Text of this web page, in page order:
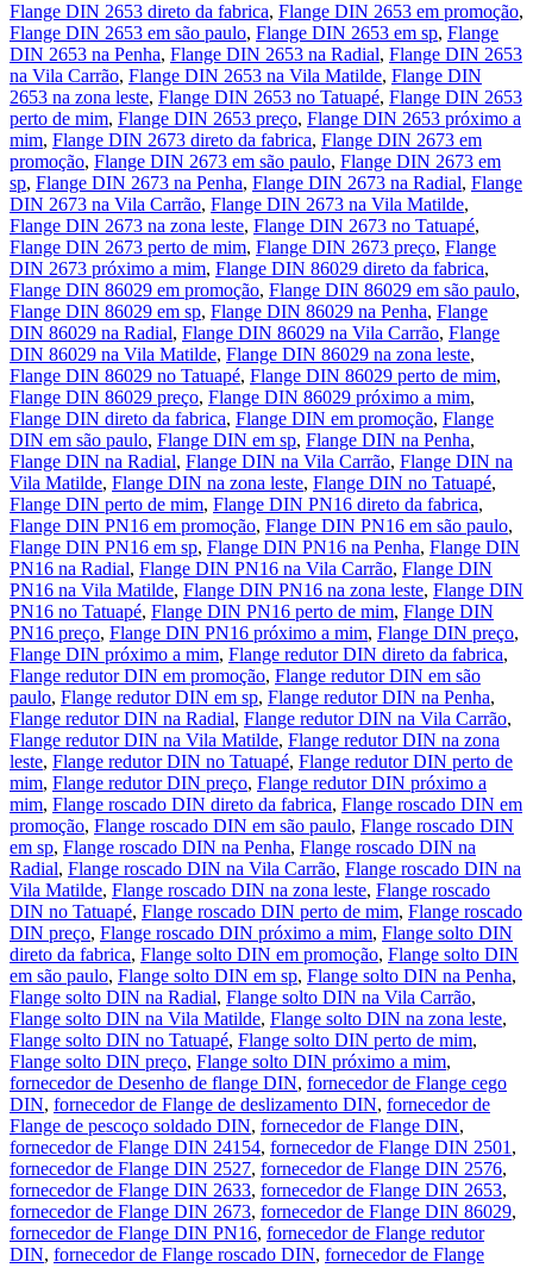
Flange DIN 2653 direto da fabrica, Flange DIN 2653 em promoção,
Flange DIN 2653 em são paulo, Flange DIN 2653 em sp, Flange
DIN 2653 na Penha, Flange DIN 2653 na Radial, Flange DIN 2653
na Vila Carrão, Flange DIN 2653 na Vila Matilde, Flange DIN
2653 na zona leste, Flange DIN 2653 no Tatuapé, Flange DIN 2653
perto de mim, Flange DIN 2653 preço, Flange DIN 2653 próximo a
mim, Flange DIN 2673 direto da fabrica, Flange DIN 2673 em
promoção, Flange DIN 2673 em são paulo, Flange DIN 2673 em
sp, Flange DIN 2673 na Penha, Flange DIN 2673 na Radial, Flange
DIN 2673 na Vila Carrão, Flange DIN 2673 na Vila Matilde,
Flange DIN 2673 na zona leste, Flange DIN 2673 no Tatuapé,
Flange DIN 2673 perto de mim, Flange DIN 2673 preço, Flange
DIN 2673 próximo a mim, Flange DIN 86029 direto da fabrica,
Flange DIN 86029 em promoção, Flange DIN 86029 em são paulo,
Flange DIN 86029 em sp, Flange DIN 86029 na Penha, Flange
DIN 86029 na Radial, Flange DIN 86029 na Vila Carrão, Flange
DIN 86029 na Vila Matilde, Flange DIN 86029 na zona leste,
Flange DIN 86029 no Tatuapé, Flange DIN 86029 perto de mim,
Flange DIN 86029 preço, Flange DIN 86029 próximo a mim,
Flange DIN direto da fabrica, Flange DIN em promoção, Flange
DIN em são paulo, Flange DIN em sp, Flange DIN na Penha,
Flange DIN na Radial, Flange DIN na Vila Carrão, Flange DIN na
Vila Matilde, Flange DIN na zona leste, Flange DIN no Tatuapé,
Flange DIN perto de mim, Flange DIN PN16 direto da fabrica,
Flange DIN PN16 em promoção, Flange DIN PN16 em são paulo,
Flange DIN PN16 em sp, Flange DIN PN16 na Penha, Flange DIN
PN16 na Radial, Flange DIN PN16 na Vila Carrão, Flange DIN
PN16 na Vila Matilde, Flange DIN PN16 na zona leste, Flange DIN
PN16 no Tatuapé, Flange DIN PN16 perto de mim, Flange DIN
PN16 preço, Flange DIN PN16 próximo a mim, Flange DIN preço,
Flange DIN próximo a mim, Flange redutor DIN direto da fabrica,
Flange redutor DIN em promoção, Flange redutor DIN em são
paulo, Flange redutor DIN em sp, Flange redutor DIN na Penha,
Flange redutor DIN na Radial, Flange redutor DIN na Vila Carrão,
Flange redutor DIN na Vila Matilde, Flange redutor DIN na zona
leste, Flange redutor DIN no Tatuapé, Flange redutor DIN perto de
mim, Flange redutor DIN preço, Flange redutor DIN próximo a
mim, Flange roscado DIN direto da fabrica, Flange roscado DIN em
promoção, Flange roscado DIN em são paulo, Flange roscado DIN
em sp, Flange roscado DIN na Penha, Flange roscado DIN na
Radial, Flange roscado DIN na Vila Carrão, Flange roscado DIN na
Vila Matilde, Flange roscado DIN na zona leste, Flange roscado
DIN no Tatuapé, Flange roscado DIN perto de mim, Flange roscado
DIN preço, Flange roscado DIN próximo a mim, Flange solto DIN
direto da fabrica, Flange solto DIN em promoção, Flange solto DIN
em são paulo, Flange solto DIN em sp, Flange solto DIN na Penha,
Flange solto DIN na Radial, Flange solto DIN na Vila Carrão,
Flange solto DIN na Vila Matilde, Flange solto DIN na zona leste,
Flange solto DIN no Tatuapé, Flange solto DIN perto de mim,
Flange solto DIN preço, Flange solto DIN próximo a mim,
fornecedor de Desenho de flange DIN, fornecedor de Flange cego
DIN, fornecedor de Flange de deslizamento DIN, fornecedor de
Flange de pescoço soldado DIN, fornecedor de Flange DIN,
fornecedor de Flange DIN 24154, fornecedor de Flange DIN 2501 ,
fornecedor de Flange DIN 2527, fornecedor de Flange DIN 2576,
fornecedor de Flange DIN 2633, fornecedor de Flange DIN 2653,
fornecedor de Flange DIN 2673, fornecedor de Flange DIN 86029,
fornecedor de Flange DIN PN16, fornecedor de Flange redutor
DIN, fornecedor de Flange roscado DIN, fornecedor de Flange